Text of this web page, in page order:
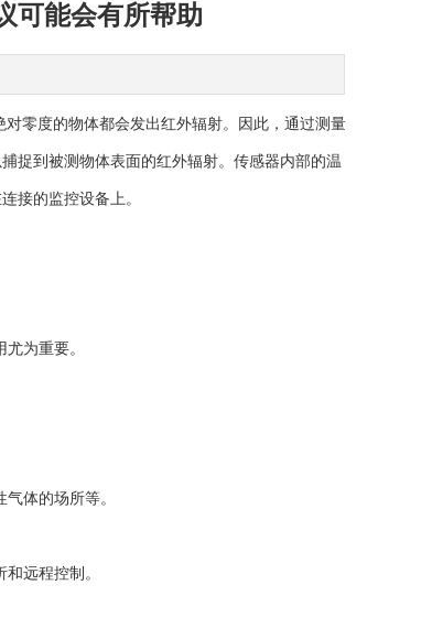
可能会有所帮助
零度的物体都会发出红外辐射。因此，通过测量
捉到被测物体表面的红外辐射。传感器内部的温
接的监控设备上。
为重要。
体的场所等。
远程控制。